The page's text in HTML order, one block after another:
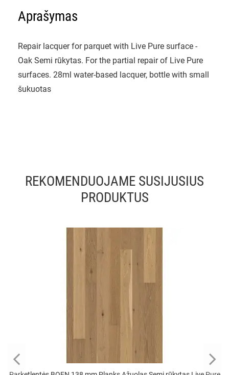
Aprašymas
Repair lacquer for parquet with Live Pure surface -
Oak Semi rūkytas. For the partial repair of Live Pure
surfaces. 28ml water-based lacquer, bottle with small
šukuotas
REKOMENDUOJAME SUSIJUSIUS
PRODUKTUS